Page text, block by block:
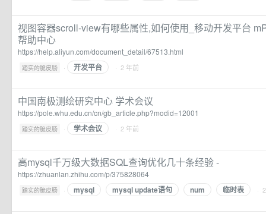
视图容器scroll-view有哪些属性,如何使用_移动开发平台
帮助中心
https://help.aliyun.com/document_detail/67513.html
踏实的脆皮肠 · 开发平台 · 2 年前
中国南极测绘研究中心 学术会议
https://pole.whu.edu.cn/cn/gb_article.php?modid=12001
踏实的脆皮肠 · 学术会议 · 2 年前
高mysql千万级大数据SQL查询优化几十条经验 -
https://zhuanlan.zhihu.com/p/375828064
踏实的脆皮肠 · mysql mysql update语句 num 临时表 ·